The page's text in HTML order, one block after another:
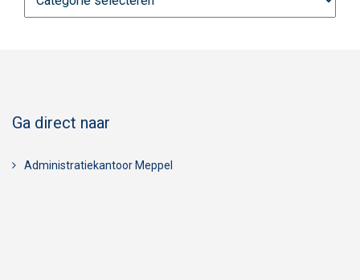
categorieën
Ga direct naar
Administratiekantoor Meppel